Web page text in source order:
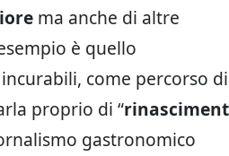
ma anche di altre
è quello
come percorso di
proprio di “
gastronomico